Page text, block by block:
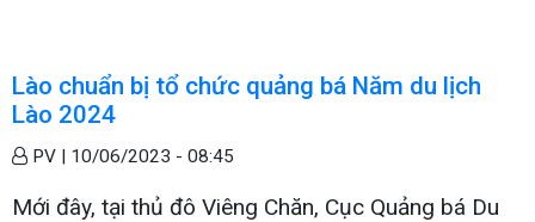
Lào chuẩn bị tổ chức quảng bá Năm du lịch
Lào 2024
PV | 10/06/2023 - 08:45
Mới đây, tại thủ đô Viêng Chăn, Cục Quảng bá Du